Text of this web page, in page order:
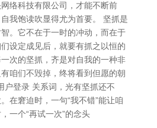
络科技有限公司，才能不断前
我饱读吹显得尤为首要。 坚抓是
。它不在于一时的冲动，而在于
设定成见后，就要有抓之以恒的
次的坚抓，齐是对自我的一种非
咱们不毁掉，终将看到但愿的朝
户登录 关系词，光有坚抓还不
在窘迫时，一句“我不错”能让咱
一个“再试一次”的念头